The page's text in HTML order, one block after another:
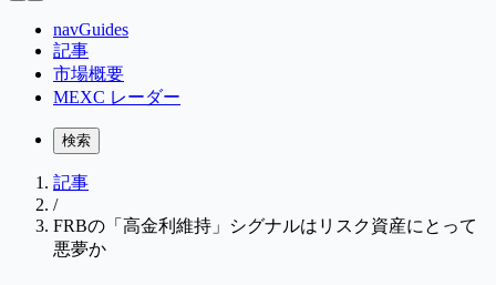
navGuides
記事
市場概要
MEXC レーダー
検索
記事
/
FRBの「高金利維持」シグナルはリスク資産にとって
悪夢か